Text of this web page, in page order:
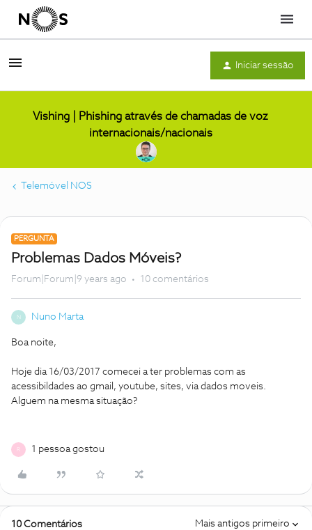
Menu
Iniciar sessão
Vishing | Phishing através de chamadas de voz
internacionais/nacionais
Telemóvel NOS
PERGUNTA
Problemas Dados Móveis?
Forum|Forum|9 years ago 10 comentários
N Nuno Marta
Boa noite,
Hoje dia 16/03/2017 comecei a ter problemas com as
acessibildades ao gmail, youtube, sites, via dados moveis.
Alguem na mesma situação?
R 1 pessoa gostou
10 Comentários Mais antigos primeiro